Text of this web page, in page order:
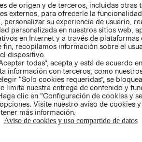
INVERSONISTAS
POLÍTICA
EMPRESARIAL
CONDICIONES
AVISO DE
PRIVACIDAD
GIFT CARD
COOKIES
LIBRO DE
de origen y de terceros, incluidas otras
externos, para ofrecerle la
personalizar su experiencia de usuario,
personalizada en nuestros sitios web,
en Internet y a través de plataformas
fin, recopilamos información sobre el
dispositivo.
todas”, acepta y está de acuerdo
información con terceros, como
“Solo cookies requeridas”, se
limita nuestra entrega de contenido y
clic en “Configuración de cookies y
Visite nuestro aviso de cookies
más información.
Aviso de cookies y uso compartido de datos